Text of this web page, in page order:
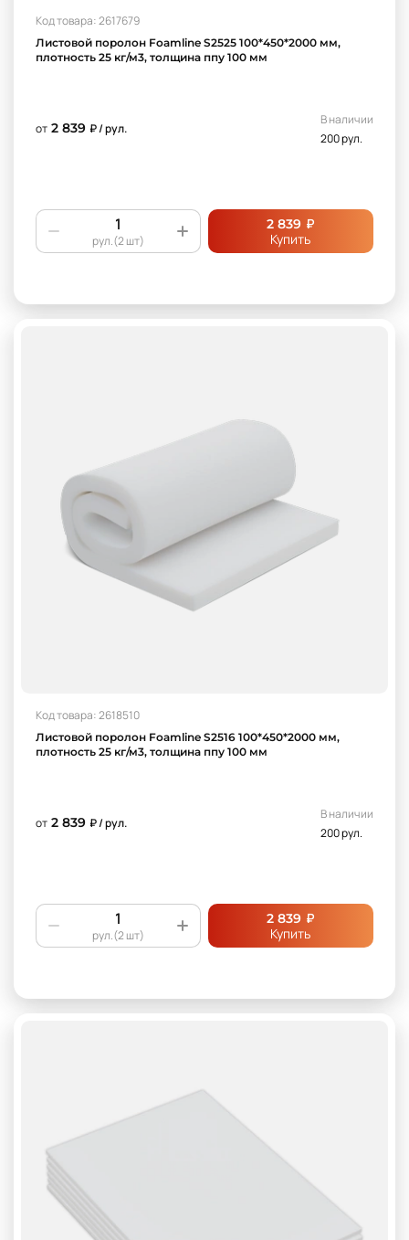
Код товара: 2617679
Листовой поролон Foamline S2525 100*450*2000 мм,
плотность 25 кг/м3, толщина ппу 100 мм
от 2 839 ₽ / рул.
В наличии
200 рул.
рул.(2 шт)
2 839 ₽
Купить
Код товара: 2618510
Листовой поролон Foamline S2516 100*450*2000 мм,
плотность 25 кг/м3, толщина ппу 100 мм
от 2 839 ₽ / рул.
В наличии
200 рул.
рул.(2 шт)
2 839 ₽
Купить